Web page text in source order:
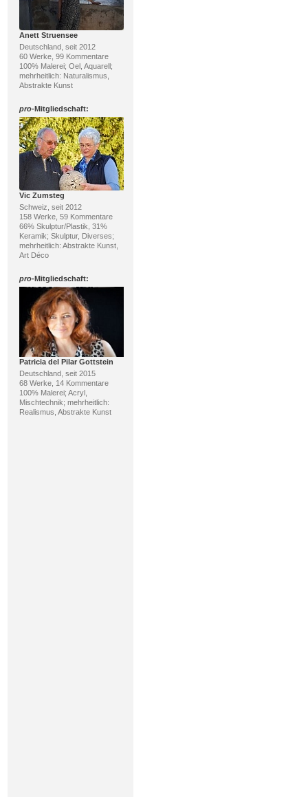
Anett Struensee
Deutschland, seit 2012
60 Werke, 99 Kommentare
100% Malerei; Oel, Aquarell;
mehrheitlich: Naturalismus,
Abstrakte Kunst
pro-Mitgliedschaft:
Vic Zumsteg
Schweiz, seit 2012
158 Werke, 59 Kommentare
66% Skulptur/Plastik, 31%
Keramik; Skulptur, Diverses;
mehrheitlich: Abstrakte Kunst,
Art Déco
pro-Mitgliedschaft:
Patricia del Pilar Gottstein
Deutschland, seit 2015
68 Werke, 14 Kommentare
100% Malerei; Acryl,
Mischtechnik; mehrheitlich:
Realismus, Abstrakte Kunst